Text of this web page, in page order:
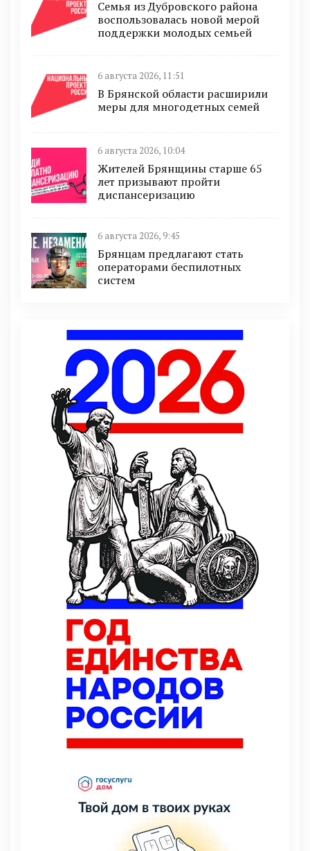
Семья из Дубровского района
воспользовалась новой мерой
поддержки молодых семьей
6 августа 2026, 11:51
В Брянской области расширили
меры для многодетных семей
6 августа 2026, 10:04
Жителей Брянщины старше 65
лет призывают пройти
диспансеризацию
6 августа 2026, 9:45
Брянцам предлагают cтать
оперaтoрами бeспилотных
систeм